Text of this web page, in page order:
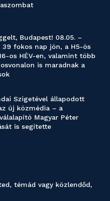
Budapest! 08.05. –
39 fokos nap jön, a H5-ös
os HÉV-en, valamint több
is maradnak a
Szigetével állapodott
új közmédia – a
Magyar Péter
is segítette
témád vagy közlendőd,